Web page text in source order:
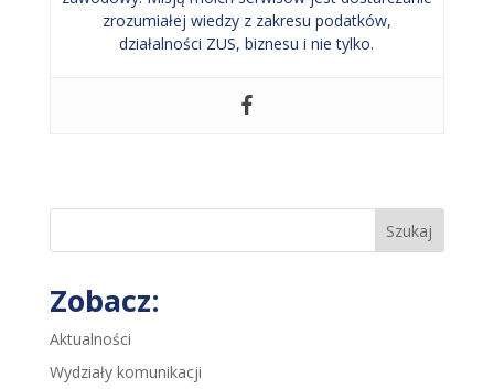
zrozumiałej wiedzy z zakresu podatków,
działalności ZUS, biznesu i nie tylko.
Szukaj
Zobacz:
Aktualności
Wydziały komunikacji